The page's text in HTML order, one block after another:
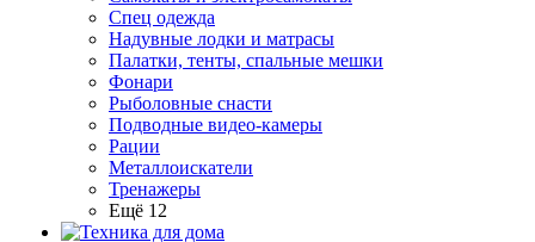
Спец одежда
Надувные лодки и матрасы
Палатки, тенты, спальные мешки
Фонари
Рыболовные снасти
Подводные видео-камеры
Рации
Металлоискатели
Тренажеры
Ещё 12